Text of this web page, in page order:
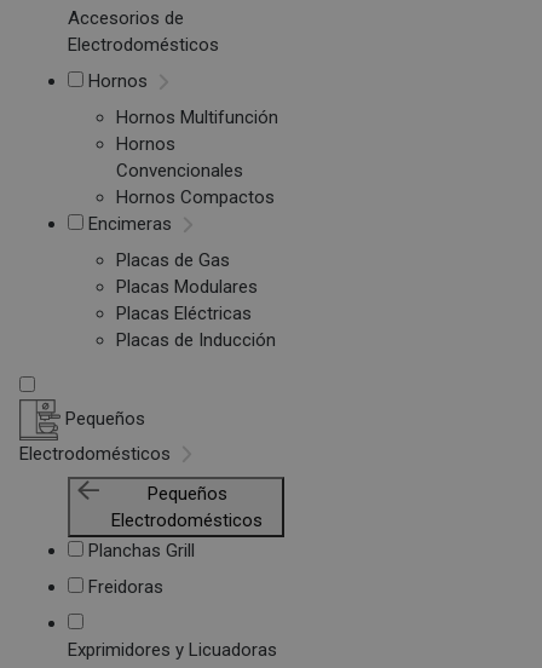
Accesorios de
Electrodomésticos
Hornos
Hornos Multifunción
Hornos
Convencionales
Hornos Compactos
Encimeras
Placas de Gas
Placas Modulares
Placas Eléctricas
Placas de Inducción
Pequeños
Electrodomésticos
Pequeños
Electrodomésticos
Planchas Grill
Freidoras
Exprimidores y Licuadoras